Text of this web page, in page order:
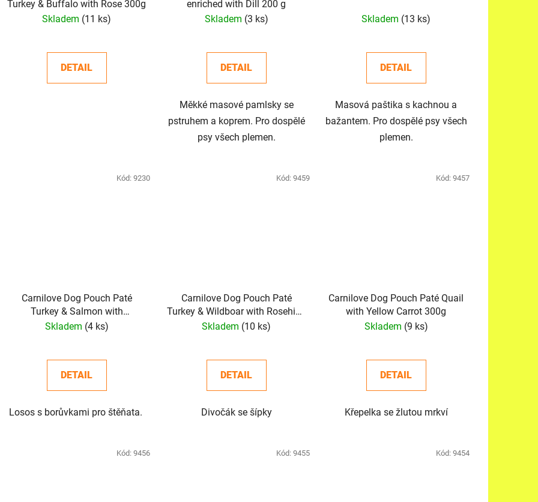
Turkey & Buffalo with Rose 300g
Skladem (11 ks)
DETAIL
enriched with Dill 200 g
Skladem (3 ks)
DETAIL
Měkké masové pamlsky se
pstruhem a koprem. Pro dospělé
psy všech plemen.
Skladem (13 ks)
DETAIL
Masová paštika s kachnou a
bažantem. Pro dospělé psy všech
plemen.
Carnilove Dog Pouch Paté
Turkey & Salmon with
Blueberries Puppy 300 g
Skladem (4 ks)
DETAIL
Losos s borůvkami pro štěňata.
Kód: 9230
Carnilove Dog Pouch Paté
Turkey & Wildboar with Rosehips
300 g
Skladem (10 ks)
DETAIL
Divočák se šípky
Kód: 9459
Carnilove Dog Pouch Paté Quail
with Yellow Carrot 300g
Skladem (9 ks)
DETAIL
Křepelka se žlutou mrkví
Kód: 9457
Kód: 9456 Kód: 9455 Kód: 9454